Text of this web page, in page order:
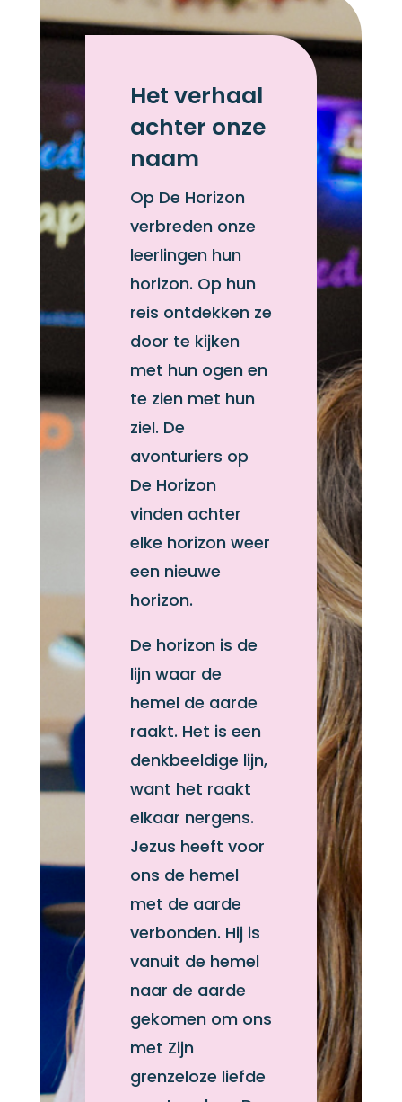
Het verhaal
achter onze
naam
Op De Horizon
verbreden onze
leerlingen hun
horizon. Op hun
reis ontdekken ze
door te kijken
met hun ogen en
te zien met hun
ziel. De
avonturiers op
De Horizon
vinden achter
elke horizon weer
een nieuwe
horizon.
De horizon is de
lijn waar de
hemel de aarde
raakt. Het is een
denkbeeldige lijn,
want het raakt
elkaar nergens.
Jezus heeft voor
ons de hemel
met de aarde
verbonden. Hij is
vanuit de hemel
naar de aarde
gekomen om ons
met Zijn
grenzeloze liefde